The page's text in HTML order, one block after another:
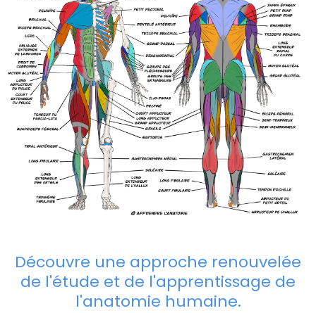
Découvre une approche renouvelée
de l'étude et de l'apprentissage de
l'anatomie humaine.